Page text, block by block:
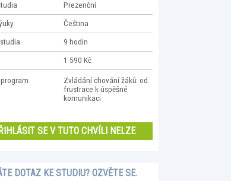
Prezenční
Čeština
9 hodin
1 590 Kč
Zvládání chování žáků: od
frustrace k úspěšné
komunikaci
SE V TUTO CHVÍLI NELZE
DOTAZ KE STUDIU? OZVĚTE SE.